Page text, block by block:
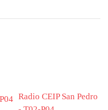
Radio CEIP San Pedro